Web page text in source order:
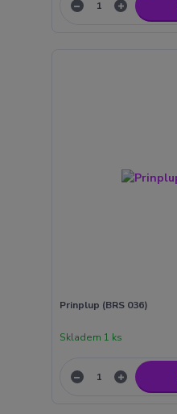
Prinplup (BRS 036)
Skladem 1 ks